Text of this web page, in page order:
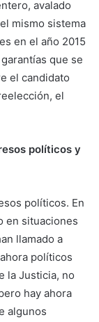
avalado
mismo sistema
en el año 2015
que se
el candidato
el
políticos y
políticos. En
en situaciones
llamado a
políticos
la Justicia, no
hay ahora
algunos